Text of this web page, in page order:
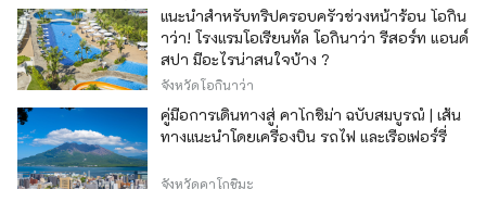
แนะนำสำหรับทริปครอบครัวช่วงหน้าร้อน โอกิน
าว่า! โรงแรมโอเรียนทัล โอกินาว่า รีสอร์ท แอนด์
สปา มีอะไรน่าสนใจบ้าง ?
จังหวัดโอกินาว่า
คู่มือการเดินทางสู่ คาโกชิม่า ฉบับสมบูรณ์ | เส้น
ทางแนะนำโดยเครื่องบิน รถไฟ และเรือเฟอร์รี่
จังหวัดคาโกชิมะ